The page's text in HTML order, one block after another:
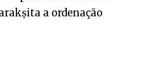
a ordenação